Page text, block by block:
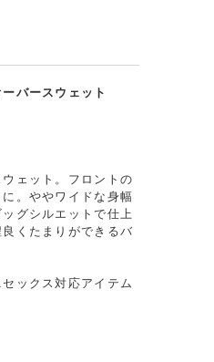
バースウェット
ェット。フロントの
。ややワイドな身幅
グシルエットで仕上
くたまりができるバ
ックス対応アイテム